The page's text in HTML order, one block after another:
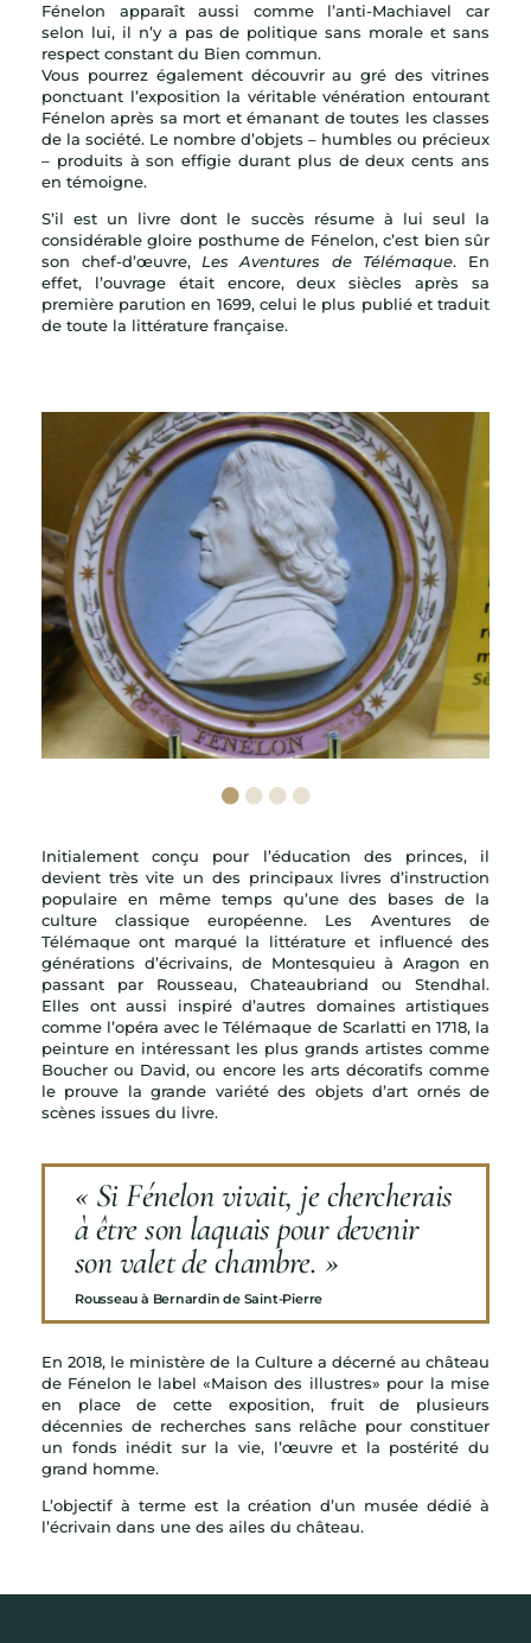
Fénelon apparaît aussi comme l’anti-Machiavel car
selon lui, il n’y a pas de politique sans morale et sans
respect constant du Bien commun.
Vous pourrez également découvrir au gré des vitrines
ponctuant l’exposition la véritable vénération entourant
Fénelon après sa mort et émanant de toutes les classes
de la société. Le nombre d’objets – humbles ou précieux
– produits à son effigie durant plus de deux cents ans
en témoigne.
S’il est un livre dont le succès résume à lui seul la
considérable gloire posthume de Fénelon, c’est bien sûr
son chef-d’œuvre, Les Aventures de Télémaque. En
effet, l’ouvrage était encore, deux siècles après sa
première parution en 1699, celui le plus publié et traduit
de toute la littérature française.
Initialement conçu pour l’éducation des princes, il
devient très vite un des principaux livres d’instruction
populaire en même temps qu’une des bases de la
culture classique européenne. Les Aventures de
Télémaque ont marqué la littérature et influencé des
générations d’écrivains, de Montesquieu à Aragon en
passant par Rousseau, Chateaubriand ou Stendhal.
Elles ont aussi inspiré d’autres domaines artistiques
comme l’opéra avec le Télémaque de Scarlatti en 1718, la
peinture en intéressant les plus grands artistes comme
Boucher ou David, ou encore les arts décoratifs comme
le prouve la grande variété des objets d’art ornés de
scènes issues du livre.
« Si Fénelon vivait, je chercherais
à être son laquais pour devenir
son valet de chambre. »
Rousseau à Bernardin de Saint-Pierre
En 2018, le ministère de la Culture a décerné au château
de Fénelon le label «Maison des illustres» pour la mise
en place de cette exposition, fruit de plusieurs
décennies de recherches sans relâche pour constituer
un fonds inédit sur la vie, l’œuvre et la postérité du
grand homme.
L’objectif à terme est la création d’un musée dédié à
l’écrivain dans une des ailes du château.